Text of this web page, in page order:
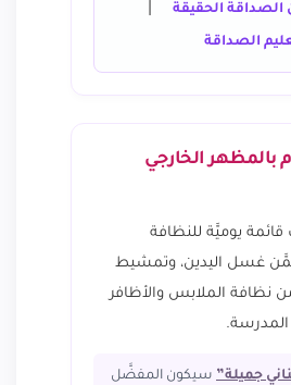
الحقيقة
الصداقة
بالمظهر الخارجي
يوميَّة للنظافة
غسل اليدين، وتمشيط
نظافة الملابس والأظافر
المدرسة.
جميلة” سيكون المفضَّل